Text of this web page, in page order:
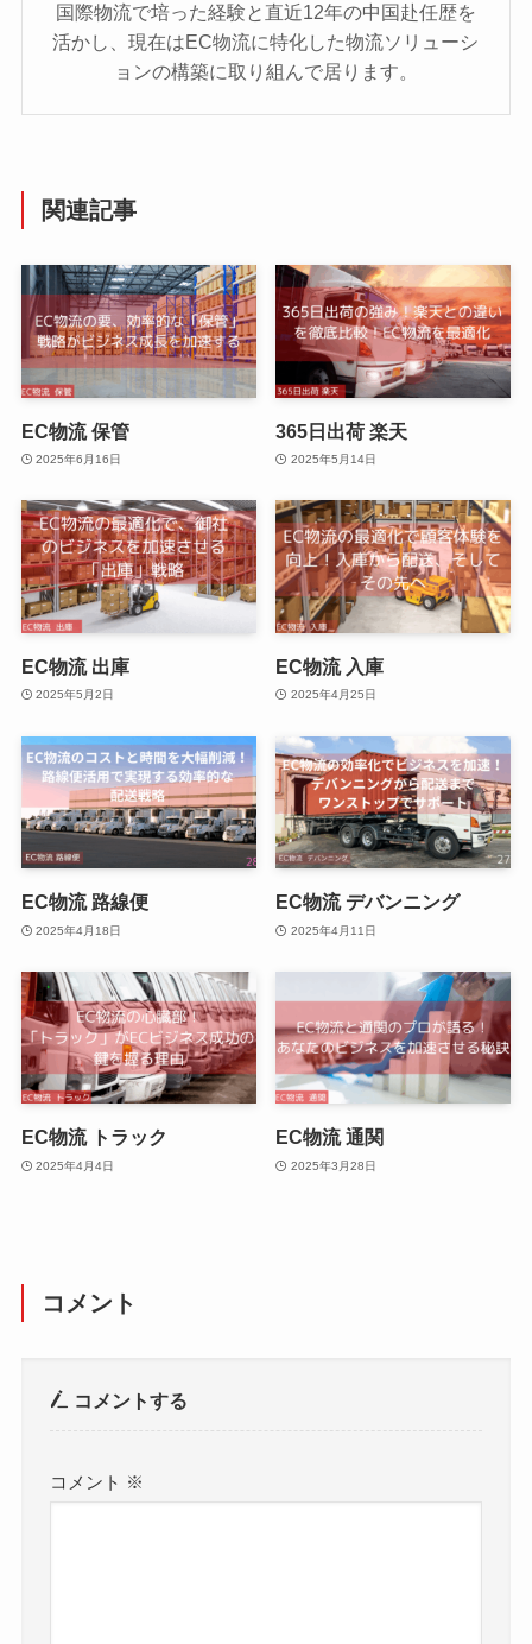
国際物流で培った経験と直近12年の中国赴任歴を
活かし、現在はEC物流に特化した物流ソリューシ
ョンの構築に取り組んで居ります。
関連記事
EC物流 保管
2025年6月16日
365日出荷 楽天
2025年5月14日
EC物流 出庫
2025年5月2日
EC物流 入庫
2025年4月25日
EC物流 路線便
2025年4月18日
EC物流 デバンニング
2025年4月11日
EC物流 トラック
2025年4月4日
EC物流 通関
2025年3月28日
コメント
コメントする
コメント ※